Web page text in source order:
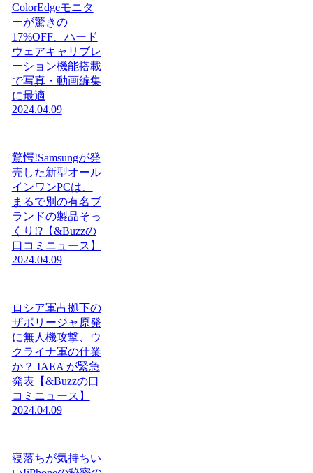
ColorEdgeモニタ
ーが驚きの
17%OFF、ハード
ウェアキャリブレ
ーション機能搭載
で写真・動画編集
に最適
2024.04.09
驚愕!Samsungが発
売した新型オール
インワンPCは、
まるで別の有名ブ
ランドの製品そっ
くり!?【&Buzzの
口コミニュース】
2024.04.09
ロシア軍占拠下の
ザポリージャ原発
に無人機攻撃、ウ
クライナ軍の仕業
か？ IAEA が緊急
発表【&Buzzの口
コミニュース】
2024.04.09
寝落ちが気持ちい